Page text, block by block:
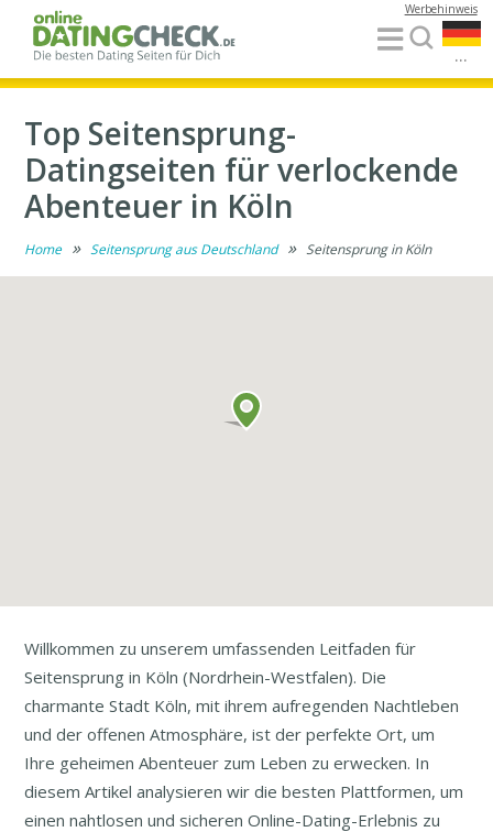
...
Werbehinweis
Top Seitensprung-
Datingseiten für verlockende
Abenteuer in Köln
Home » Seitensprung aus Deutschland » Seitensprung in Köln
Willkommen zu unserem umfassenden Leitfaden für
Seitensprung in Köln (Nordrhein-Westfalen). Die
charmante Stadt Köln, mit ihrem aufregenden Nachtleben
und der offenen Atmosphäre, ist der perfekte Ort, um
Ihre geheimen Abenteuer zum Leben zu erwecken. In
diesem Artikel analysieren wir die besten Plattformen, um
einen nahtlosen und sicheren Online-Dating-Erlebnis zu